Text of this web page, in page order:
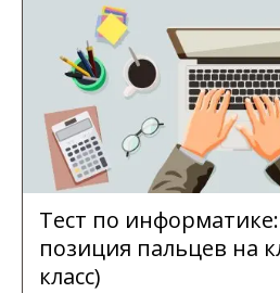
Тест по
позиция пальцев на
класс)